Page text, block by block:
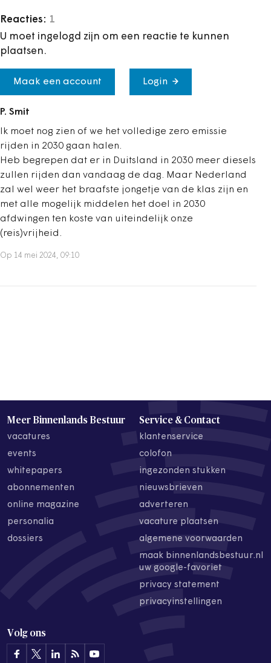
Reacties: 1
U moet ingelogd zijn om een reactie te kunnen
plaatsen.
Maak een account Login
P. Smit
Ik moet nog zien of we het volledige zero emissie
rijden in 2030 gaan halen.
Heb begrepen dat er in Duitsland in 2030 meer diesels
zullen rijden dan vandaag de dag. Maar Nederland
zal wel weer het braafste jongetje van de klas zijn en
met alle mogelijk middelen het doel in 2030
afdwingen ten koste van uiteindelijk onze
(reis)vrijheid.
Op 14 mei 2024, 09:10
Meer Binnenlands Bestuur
vacatures
events
whitepapers
abonnementen
online magazine
personalia
dossiers
Service & Contact
klantenservice
colofon
ingezonden stukken
nieuwsbrieven
adverteren
vacature plaatsen
algemene voorwaarden
maak binnenlandsbestuur.nl
uw google-favoriet
privacy statement
privacyinstellingen
Volg ons